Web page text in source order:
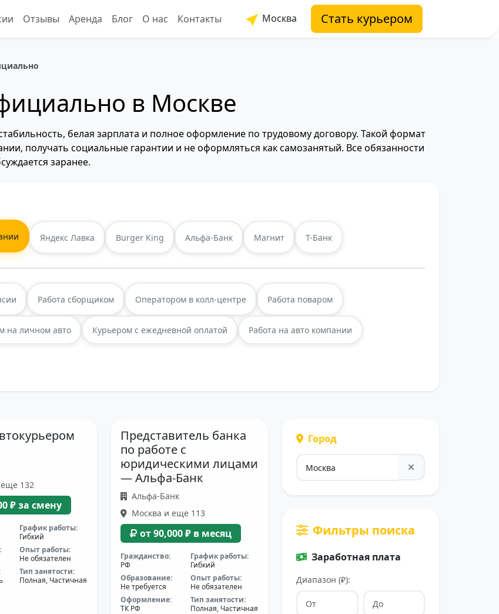
Отзывы Аренда Блог О нас Контакты Москва Стать курьером
в Москве
белая зарплата и полное оформление по трудовому договору. Такой формат
получать социальные гарантии и не оформляться как самозанятый. Все обязанности
заранее.
Яндекс Лавка Burger King Альфа-Банк Магнит Т-Банк
Работа сборщиком Оператором в колл-центре Работа поваром
на личном авто Курьером с ежедневной оплатой Работа на авто компании
Город
Фильтры поиска
Заработная плата
Диапазон (₽):
132
₽ за смену
График работы:
Гибкий
Опыт работы:
Не обязателен
Тип занятости:
Полная, Частичная
Представитель банка
по работе с
юридическими лицами
— Альфа-Банк
Альфа-Банк
Москва и еще 113
от 90,000 ₽ в месяц
Гражданство:
РФ
График работы:
Гибкий
Образование:
Не требуется
Опыт работы:
Не обязателен
Оформление:
ТК РФ
Тип занятости:
Полная, Частичная